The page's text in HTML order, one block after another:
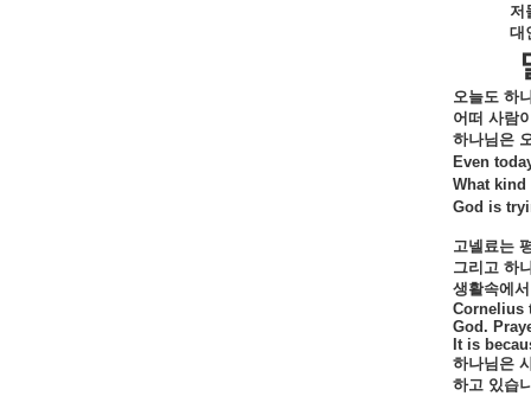
저
대
오늘도 하
어떠 사람
하나님은
Even
What kind
God is
고넬료는
그리고 하
생활속에서
Cornelius
God.
It is
하나님은
하고 있습